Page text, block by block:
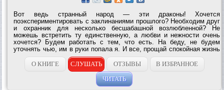
Вот ведь странный народ — эти драконы! Хочется
поэкспериментировать с заклинаниями прошлого? Необходим друг
и охранник для несколько бесшабашной возлюбленной? Не
можешь встретить ту единственную, а любви и нежности очень
хочется? Будем работать с тем, что есть. На беду, не будем
уточнять чью, им в руки попала я. И все, прощай спокойная жизнь
клана драконов-оборотней Алауэн. Думать ведь надо, кого
подбираешь. Я в драконы бы...
О КНИГЕ СЛУШАТЬ ОТЗЫВЫ
В ИЗБРАННОЕ
ЧИТАТЬ